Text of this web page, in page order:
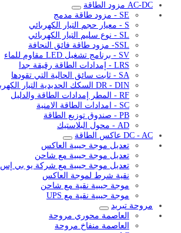
AC-DC مزود الطاقة
SE - مزود طاقة مدمج
S - معيار حجم التيار الكهربائي
SL - نوع سليم التيار الكهربائي
SSL- مزود طاقة فائق النحافة
SV - برنامج تشغيل LED مقاوم للماء
LRS - إمدادات الطاقة رقيقة جدا
SA - ثابت سائق الحالية التي تقودها
DR - DIN السكك الحديدية التيار الكهربائي
RF - المطر إمدادات الطاقة والدليل
SC - امدادات الطاقة الامنية
PB - صندوق توزيع الطاقة
AD - محول البلاستيك
DC - AC عاكس الطاقة
تعديل موجة جيبية العاكس
تعديل موجة جيبية مع شاحن
تعديل موجة جيبية مع شركة يو بي إس
نقية شرط لموجة العاكس
موجة جيبية نقية مع شاحن
موجة جيبية نقية مع UPS
مروحة تبريد
العاصمة محوري مروحة
العاصمة منفاخ مروحة